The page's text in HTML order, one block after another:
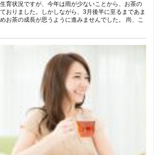
育状況ですが、今年は雨が少ないことから、お茶の
おりました。しかしながら、3月後半に至るまであま
お茶の成長が思うように進みませんでした。 尚、こ